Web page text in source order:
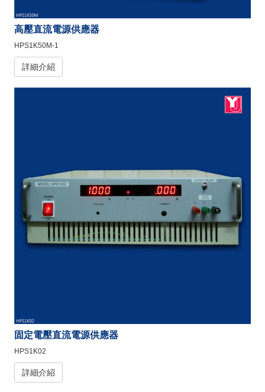
高壓直流電源供應器
HPS1K50M-1
詳細介紹
固定電壓直流電源供應器
HPS1K02
詳細介紹